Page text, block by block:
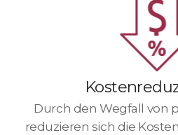
Durch den Wegfall von
reduzieren sich die